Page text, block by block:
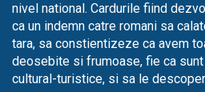
nivel national. Cardurile fiind
ca un indemn catre romani sa
tara, sa constientizeze ca avem
deosebite si frumoase, fie ca
cultural-turistice, si sa le